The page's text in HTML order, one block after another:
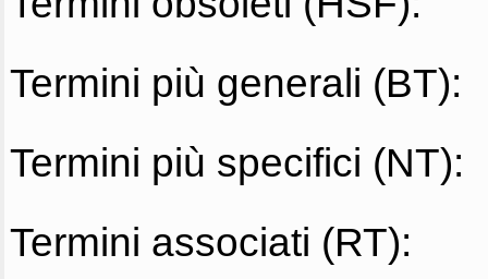
Termini più generali (BT):
Termini più specifici (NT):
Termini associati (RT):